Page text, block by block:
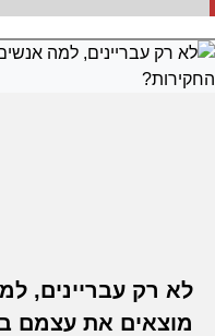
לא רק עבריינים,
מוצאים את עצמם